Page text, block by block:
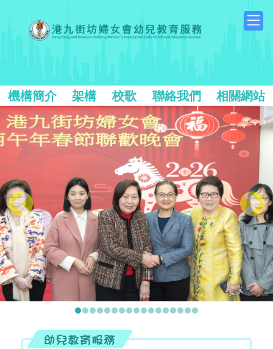
機構簡介 架構 校歌 聯絡我們 相關網站
Previous Next